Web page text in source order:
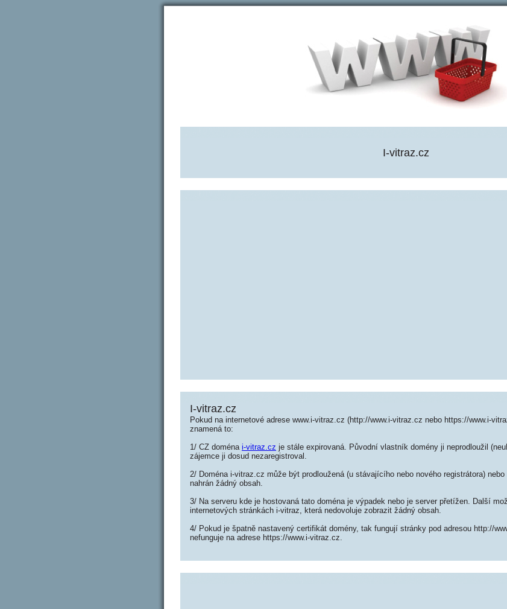
I-vitraz.cz
I-vitraz.cz
Pokud na internetové adrese www.i-vitraz.cz (http://www.i-vitraz.cz nebo https://www.i-
znamená to:
1/ CZ doména i-vitraz.cz je stále expirovaná. Původní vlastník domény ji neprodloužil
zájemce ji dosud nezaregistroval.
2/ Doména i-vitraz.cz může být prodloužená (u stávajícího nebo nového registrátora)
nahrán žádný obsah.
3/ Na serveru kde je hostovaná tato doména je výpadek nebo je server přetížen. Další
internetových stránkách i-vitraz, která nedovoluje zobrazit žádný obsah.
4/ Pokud je špatně nastavený certifikát domény, tak fungují stránky pod adresou http://
nefunguje na adrese https://www.i-vitraz.cz.